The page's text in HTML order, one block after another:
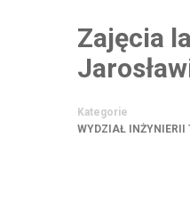
Zajęcia
Kategorie
WYDZIAŁ INŻYNIERII